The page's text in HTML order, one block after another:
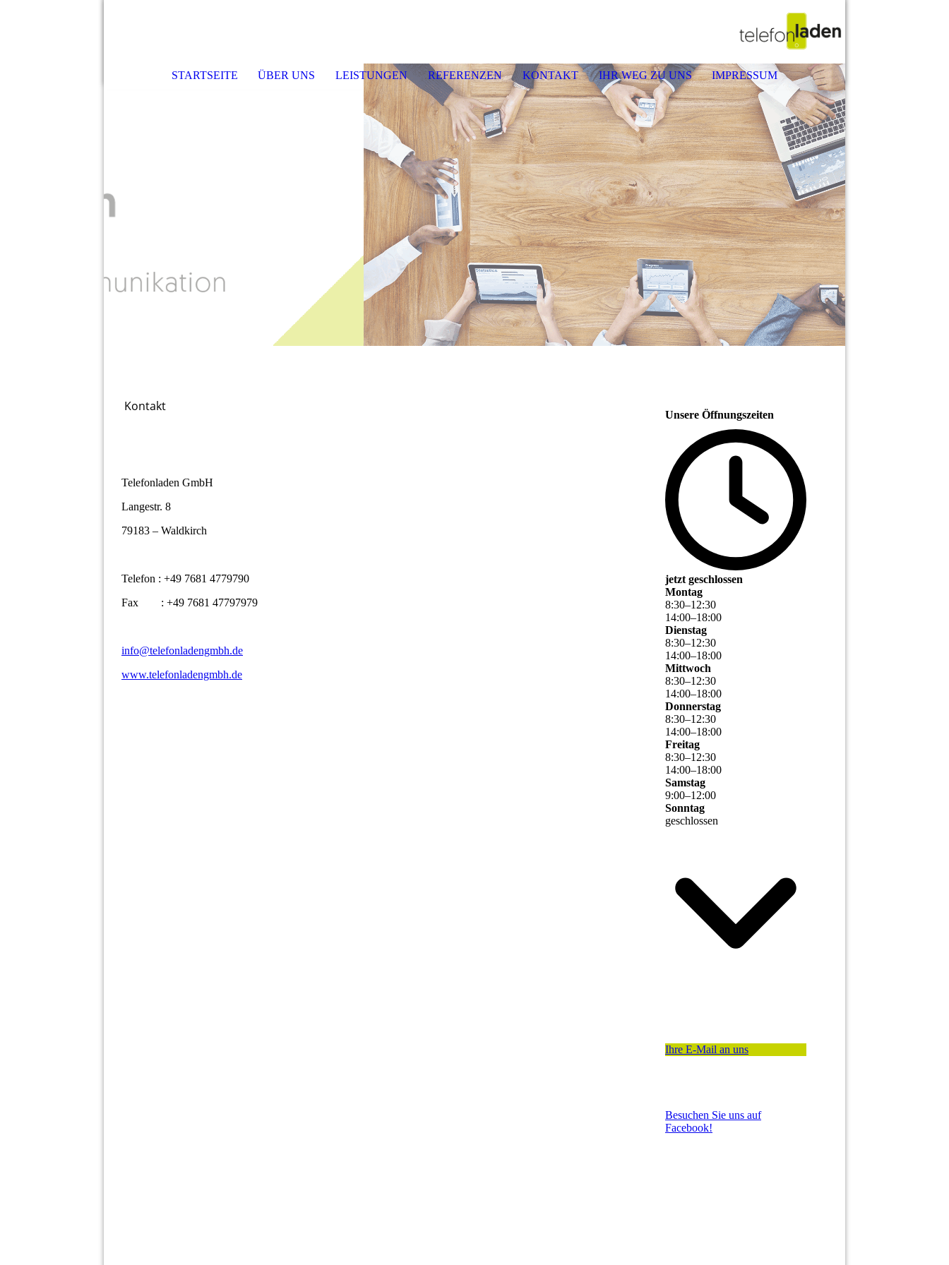
STARTSEITE ÜBER UNS LEISTUNGEN REFERENZEN KONTAKT IHR WEG ZU UNS IMPRESSUM
Kontakt
Telefonladen GmbH
Langestr. 8
79183 – Waldkirch
Telefon : +49 7681 4779790
Fax : +49 7681 47797979
info@telefonladengmbh.de
www.telefonladengmbh.de
Unsere Öffnungszeiten
jetzt geschlossen
Montag
8:30–12:30
14:00–18:00
Dienstag
8:30–12:30
14:00–18:00
Mittwoch
8:30–12:30
14:00–18:00
Donnerstag
8:30–12:30
14:00–18:00
Freitag
8:30–12:30
14:00–18:00
Samstag
9:00–12:00
Sonntag
geschlossen
Ihre E-Mail an uns
Besuchen Sie uns auf
Facebook!